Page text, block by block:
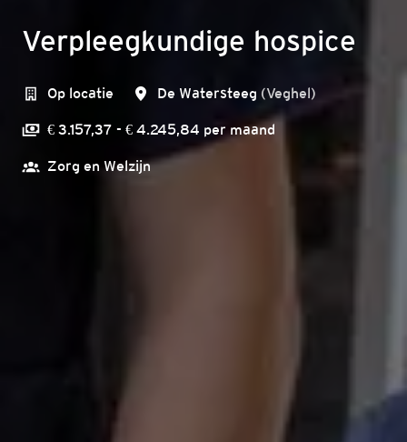
Verpleegkundige hospice
Op locatie De Watersteeg (Veghel)
€ 3.157,37 - € 4.245,84 per maand
Zorg en Welzijn